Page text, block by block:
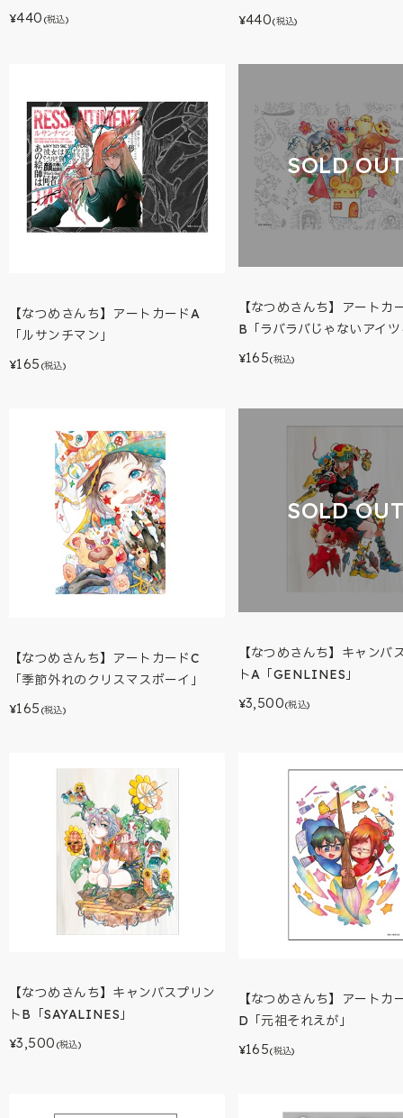
¥440 (税込) ¥440(税込)
【なつめさんち】アートカードA
「ルサンチマン」
¥165 (税込)
SOLD
【なつめさんち】アートカ
B「ラバラバじゃないアイ
¥165(税込)
【なつめさんち】アートカードC
「季節外れのクリスマスボーイ」
¥165 (税込)
SOLD
【なつめさんち】キャンバ
トA「GENLINES」
¥3,500(税込)
【なつめさんち】キャンバスプリン
トB「SAYALINES」
¥3,500 (税込)
【なつめさんち】アートカ
D「元祖それえが」
¥165(税込)